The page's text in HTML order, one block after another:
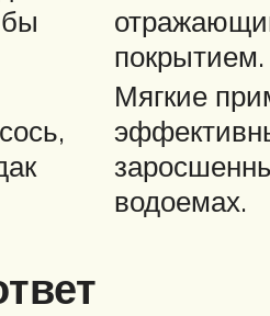
покрытием.
Мягкие
водоемах.